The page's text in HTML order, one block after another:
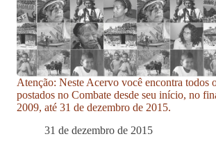
Atenção: Neste Acervo você encontra todos
postados no Combate desde seu início, no
2009, até 31 de dezembro de 2015.
31 de dezembro de 2015